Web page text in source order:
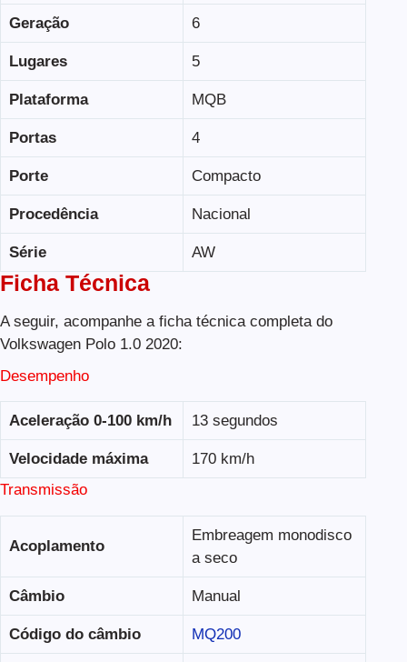
Geração 6
Lugares 5
Plataforma MQB
Portas 4
Porte Compacto
Procedência Nacional
Série AW
Ficha Técnica
A seguir, acompanhe a ficha técnica completa do
Volkswagen Polo 1.0 2020:
Desempenho
Aceleração 0-100 km/h 13 segundos
Velocidade máxima
170 km/h
Transmissão
Acoplamento
Embreagem monodisco
a seco
Câmbio Manual
Código do câmbio MQ200